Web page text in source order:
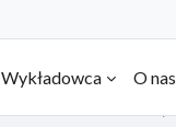
Wykładowca O nas